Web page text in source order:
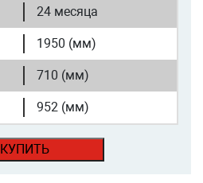
24 месяца
1950 (мм)
710 (мм)
952 (мм)
КУПИТЬ